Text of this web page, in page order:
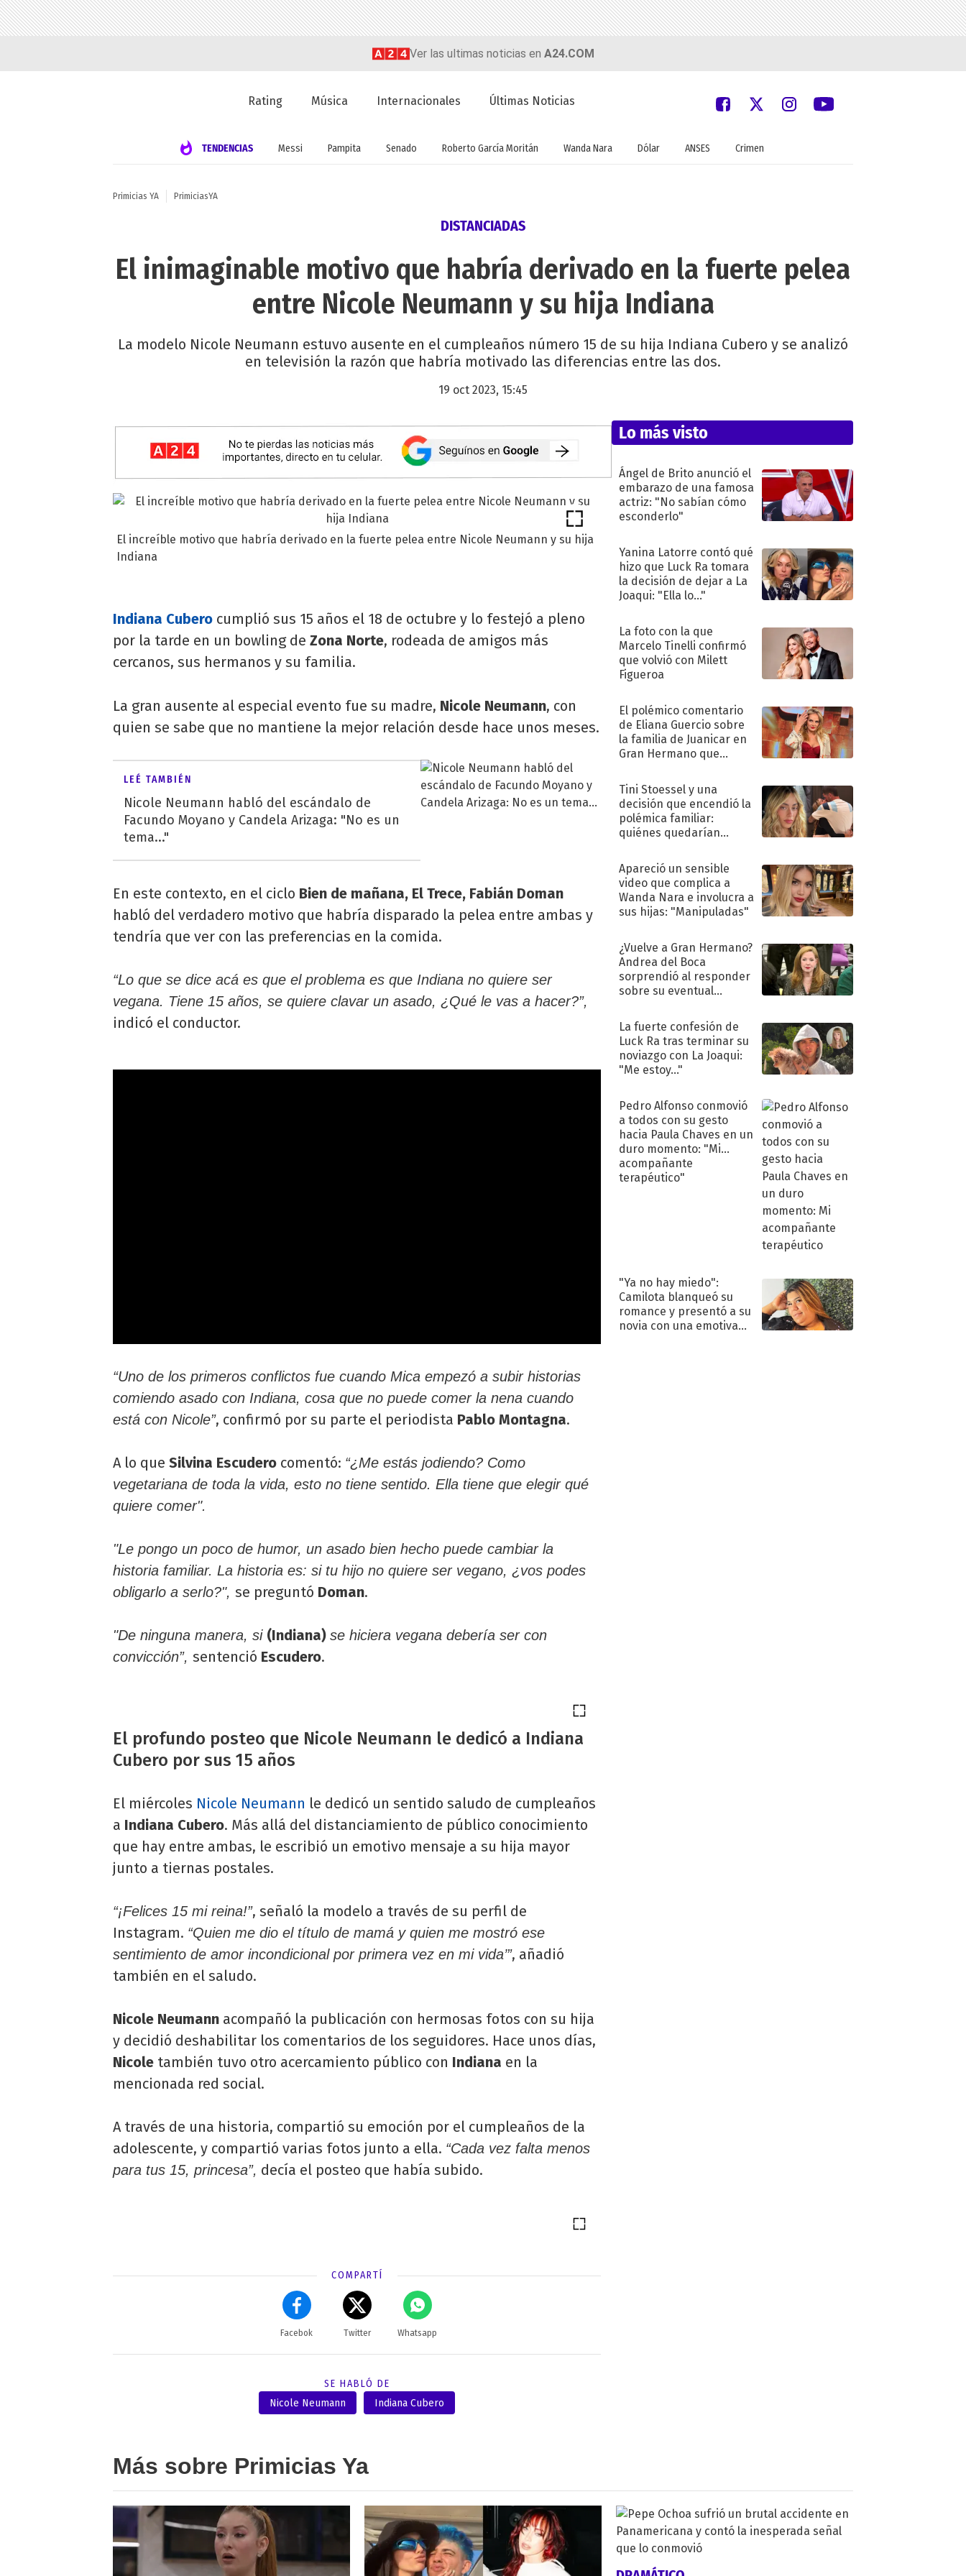
Ver las ultimas noticias en A24.COM
Rating Música Internacionales Últimas Noticias
TENDENCIAS Messi Pampita Senado Roberto García Moritán Wanda Nara Dólar ANSES Crimen
Primicias YA PrimiciasYA
DISTANCIADAS
El inimaginable motivo que habría derivado en la fuerte pelea
entre Nicole Neumann y su hija Indiana
La modelo Nicole Neumann estuvo ausente en el cumpleaños número 15 de su hija Indiana Cubero y se analizó
en televisión la razón que habría motivado las diferencias entre las dos.
19 oct 2023, 15:45
El increíble motivo que habría derivado en la fuerte pelea entre Nicole Neumann y su hija
Indiana
Indiana Cubero cumplió sus 15 años el 18 de octubre y lo festejó a pleno
por la tarde en un bowling de Zona Norte, rodeada de amigos más
cercanos, sus hermanos y su familia.
La gran ausente al especial evento fue su madre, Nicole Neumann, con
quien se sabe que no mantiene la mejor relación desde hace unos meses.
LEÉ TAMBIÉN
Nicole Neumann habló del escándalo de
Facundo Moyano y Candela Arizaga: "No es un
tema..."
En este contexto, en el ciclo Bien de mañana, El Trece, Fabián Doman
habló del verdadero motivo que habría disparado la pelea entre ambas y
tendría que ver con las preferencias en la comida.
“Lo que se dice acá es que el problema es que Indiana no quiere ser
vegana. Tiene 15 años, se quiere clavar un asado, ¿Qué le vas a hacer?”,
indicó el conductor.
“Uno de los primeros conflictos fue cuando Mica empezó a subir historias
comiendo asado con Indiana, cosa que no puede comer la nena cuando
está con Nicole”, confirmó por su parte el periodista Pablo Montagna.
A lo que Silvina Escudero comentó: “¿Me estás jodiendo? Como
vegetariana de toda la vida, esto no tiene sentido. Ella tiene que elegir qué
quiere comer".
"Le pongo un poco de humor, un asado bien hecho puede cambiar la
historia familiar. La historia es: si tu hijo no quiere ser vegano, ¿vos podes
obligarlo a serlo?", se preguntó Doman.
"De ninguna manera, si (Indiana) se hiciera vegana debería ser con
convicción”, sentenció Escudero.
El profundo posteo que Nicole Neumann le dedicó a Indiana
Cubero por sus 15 años
El miércoles Nicole Neumann le dedicó un sentido saludo de cumpleaños
a Indiana Cubero. Más allá del distanciamiento de público conocimiento
que hay entre ambas, le escribió un emotivo mensaje a su hija mayor
junto a tiernas postales.
“¡Felices 15 mi reina!”, señaló la modelo a través de su perfil de
Instagram. “Quien me dio el título de mamá y quien me mostró ese
sentimiento de amor incondicional por primera vez en mi vida’”, añadió
también en el saludo.
Nicole Neumann acompañó la publicación con hermosas fotos con su hija
y decidió deshabilitar los comentarios de los seguidores. Hace unos días,
Nicole también tuvo otro acercamiento público con Indiana en la
mencionada red social.
A través de una historia, compartió su emoción por el cumpleaños de la
adolescente, y compartió varias fotos junto a ella. “Cada vez falta menos
para tus 15, princesa”, decía el posteo que había subido.
COMPARTÍ
Facebok Twitter Whatsapp
SE HABLÓ DE
Nicole Neumann
Indiana Cubero
Lo más visto
Ángel de Brito anunció el
embarazo de una famosa
actriz: "No sabían cómo
esconderlo"
Yanina Latorre contó qué
hizo que Luck Ra tomara
la decisión de dejar a La
Joaqui: "Ella lo..."
La foto con la que
Marcelo Tinelli confirmó
que volvió con Milett
Figueroa
El polémico comentario
de Eliana Guercio sobre
la familia de Juanicar en
Gran Hermano que
Tini Stoessel y una
decisión que encendió la
polémica familiar:
quiénes quedarían
Apareció un sensible
video que complica a
Wanda Nara e involucra a
sus hijas: "Manipuladas"
¿Vuelve a Gran Hermano?
Andrea del Boca
sorprendió al responder
sobre su eventual
La fuerte confesión de
Luck Ra tras terminar su
noviazgo con La Joaqui:
"Me estoy..."
Pedro Alfonso conmovió
a todos con su gesto
hacia Paula Chaves en un
duro momento: "Mi
acompañante
terapéutico"
"Ya no hay miedo":
Camilota blanqueó su
romance y presentó a su
novia con una emotiva
Más sobre Primicias Ya